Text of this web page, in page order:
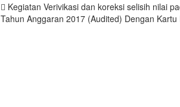
Kegiatan Verivikasi dan koreksi selisih nilai
Tahun Anggaran 2017 (Audited) Dengan